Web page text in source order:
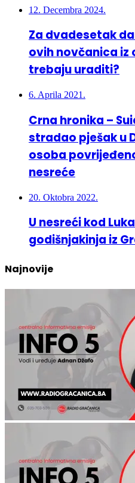
Za dvadesetak
ovih novčanica
trebaju uraditi?
6. Aprila 2021.
Crna hronika –
stradao pješak u
osoba
nesreće
20. Oktobra 2022.
U nesreći kod
godišnjakinja iz
Najnovije